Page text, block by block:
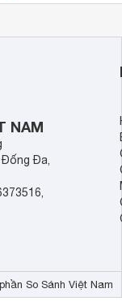
NAM
Đống Đa,
So Sánh Việt Nam